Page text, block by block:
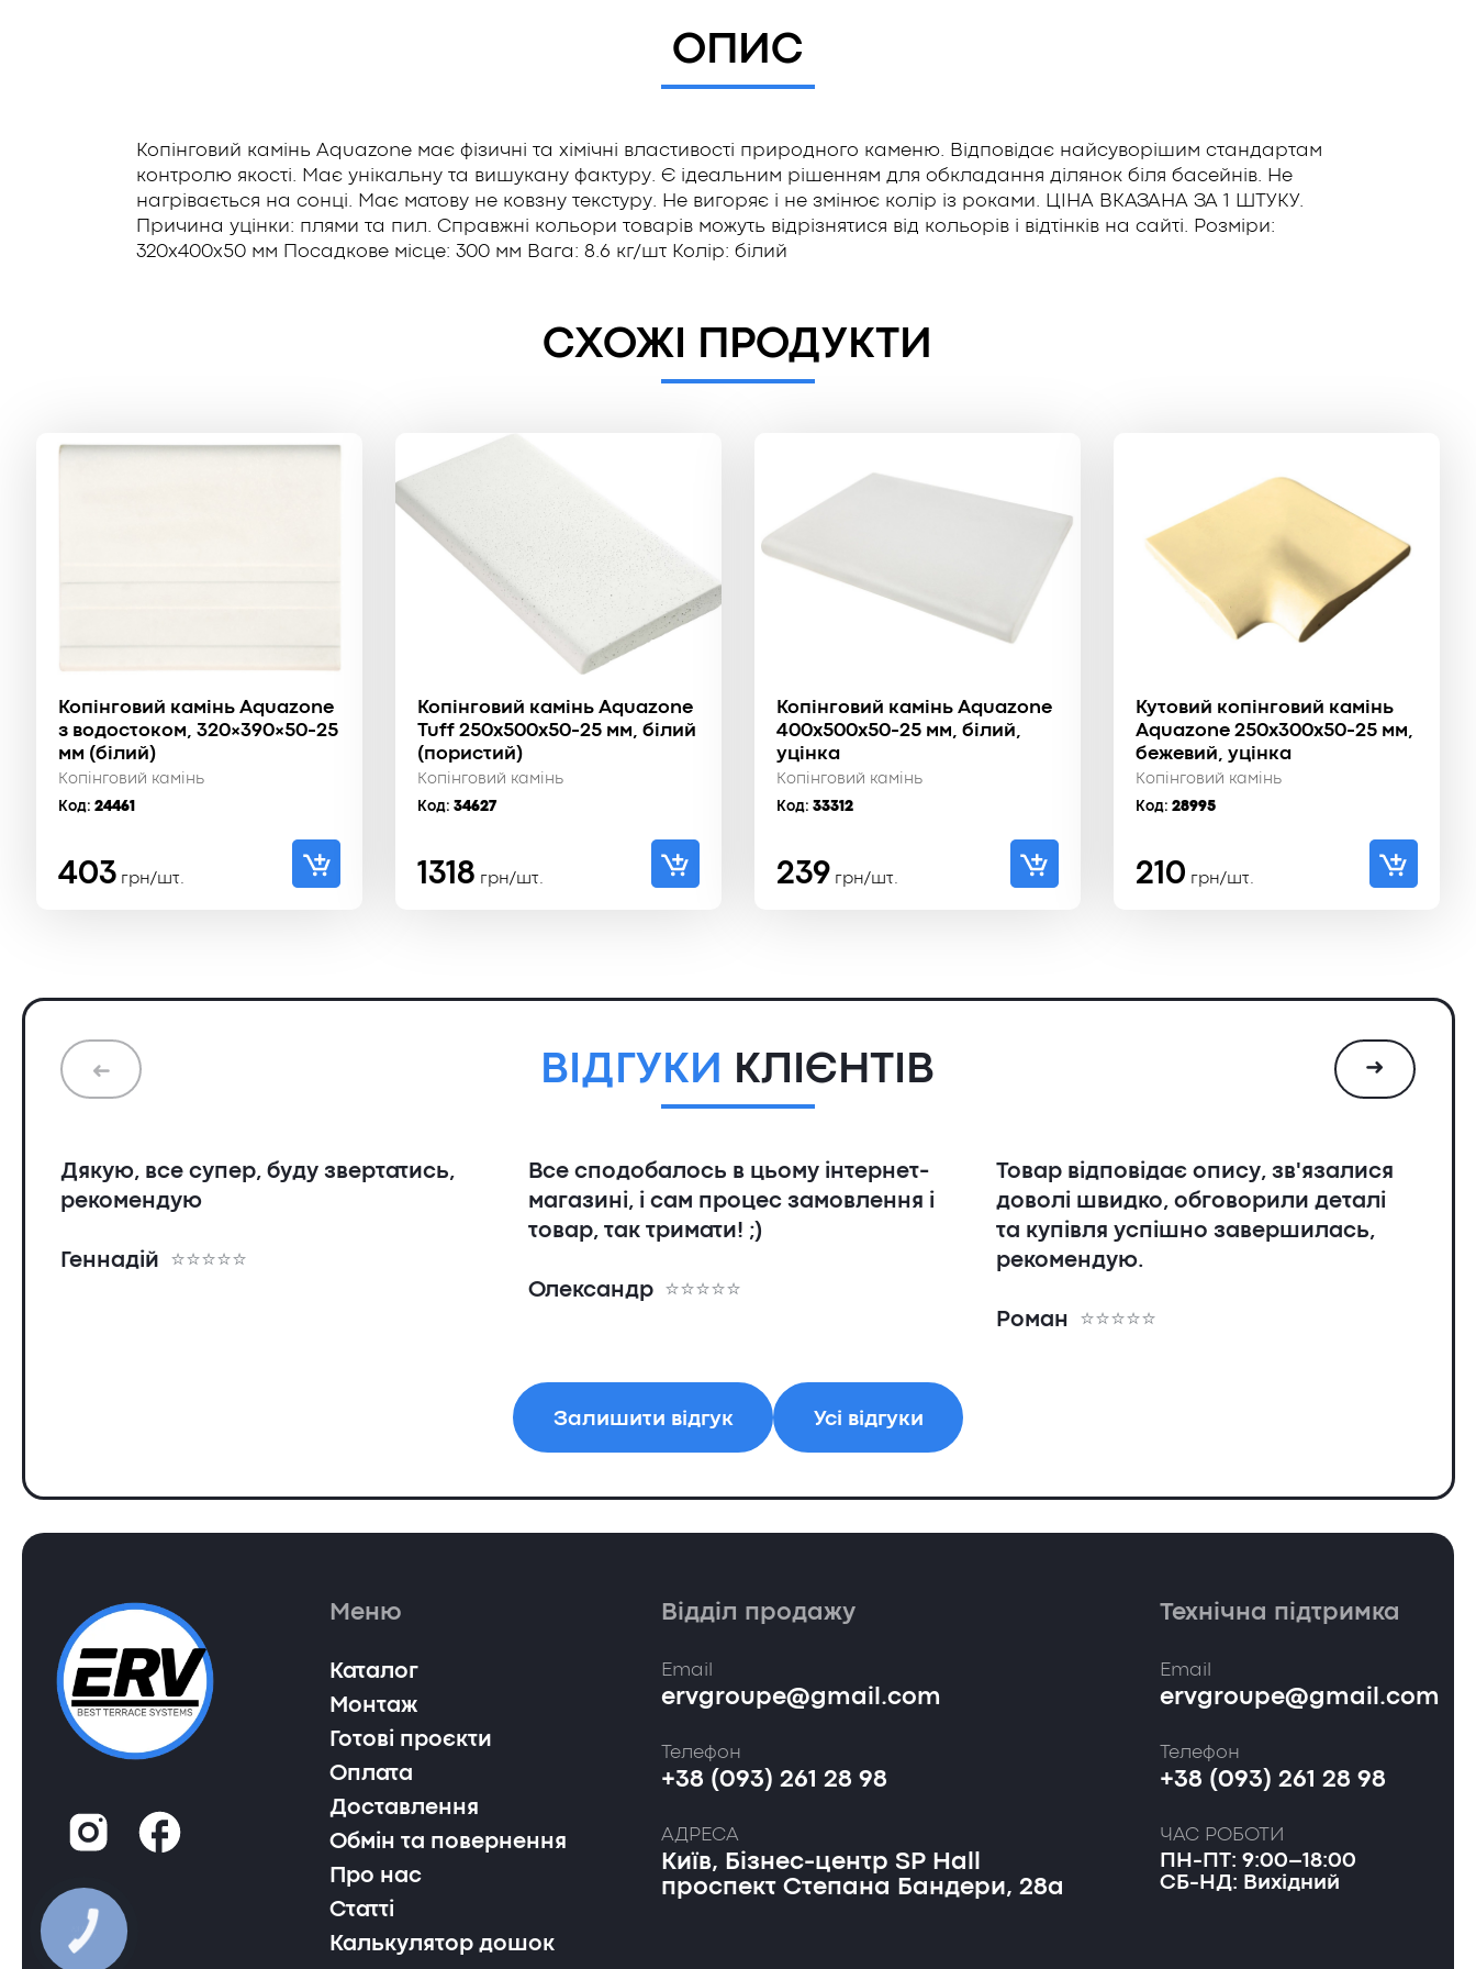
ОПИС
Копінговий камінь Aquazone має фізичні та хімічні властивості природного каменю. Відповідає найсуворішим стандартам
контролю якості. Має унікальну та вишукану фактуру. Є ідеальним рішенням для обкладання ділянок біля басейнів. Не
нагрівається на сонці. Має матову не ковзну текстуру. Не вигоряє і не змінює колір із роками. ЦІНА ВКАЗАНА ЗА 1 ШТУКУ.
Причина уцінки: плями та пил. Справжні кольори товарів можуть відрізнятися від кольорів і відтінків на сайті. Розміри:
320x400x50 мм Посадкове місце: 300 мм Вага: 8.6 кг/шт Колір: білий
СХОЖІ ПРОДУКТИ
Копінговий камінь Aquazone
з водостоком, 320×390×50-25
мм (білий)
Копінговий камінь
Код:24461
403 грн/шт.
Копінговий камінь Aquazone
Tuff 250x500x50-25 мм, білий
(пористий)
Копінговий камінь
Код:34627
1318 грн/шт.
Копінговий камінь Aquazone
400x500x50-25 мм, білий,
уцінка
Копінговий камінь
Код: 33312
239 грн/шт.
Кутовий копінговий камінь
Aquazone 250x300x50-25 мм,
бежевий, уцінка
Копінговий камінь
Код: 28995
210 грн/шт.
ВІДГУКИ КЛІЄНТІВ
Дякую, все супер, буду звертатись,
рекомендую
Геннадій
Все сподобалось в цьому інтернет-
магазині, і сам процес замовлення і
товар, так тримати! ;)
Олександр
Товар відповідає опису, зв'язалися
доволі швидко, обговорили деталі
та купівля успішно завершилась,
рекомендую.
Роман
➜ ➜
Залишити відгук Усі відгуки
Меню
Каталог
Монтаж
Готові проєкти
Оплата
Доставлення
Обмін та повернення
Про нас
Статті
Калькулятор дошок
Відділ продажу
Email
ervgroupe@gmail.com
Телефон
+38 (093) 261 28 98
АДРЕСА
Київ, Бізнес-центр SP Hall
проспект Степана Бандери, 28а
Технічна підтримка
Email
ervgroupe@gmail.com
Телефон
+38 (093) 261 28 98
ЧАС РОБОТИ
ПН-ПТ: 9:00–18:00
СБ-НД: Вихідний